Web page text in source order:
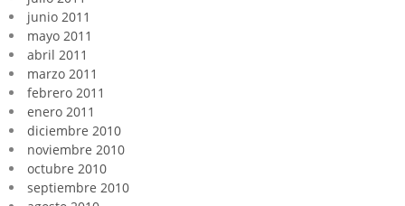
junio 2011
mayo 2011
abril 2011
marzo 2011
febrero 2011
enero 2011
diciembre 2010
noviembre 2010
octubre 2010
septiembre 2010